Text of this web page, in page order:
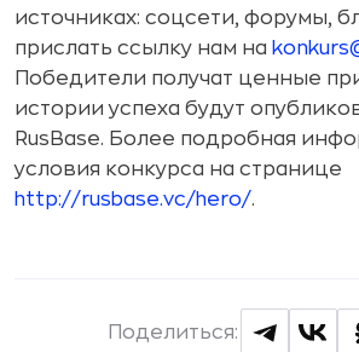
источниках: соцсети, форумы,
прислать ссылку нам на
Победители получат ценные
истории успеха будут
RusBase. Более подробная
условия конкурса на странице
http://rusbase.vc/hero/.
Поделиться: